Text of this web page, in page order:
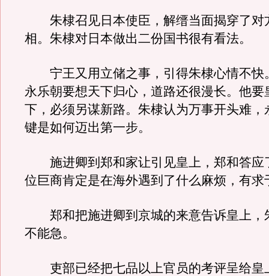
朱棣召见日本使臣，解缙当面揭穿了对
相。朱棣对日本做出二份国书很有看法。
宁王又用立储之事，引得朱棣心情不快
永乐朝要想天下归心，道路还很漫长。他要
下，必须另谋新路。朱棣认为万事开头难，
键是如何迈出第一步。
施进卿到郑和家让引见皇上，郑和答应
位巨商肯定是在海外遇到了什么麻烦，有求
郑和把施进卿到京城的来意告诉皇上，
不能急。
吏部已经把七品以上官员的考评呈给皇